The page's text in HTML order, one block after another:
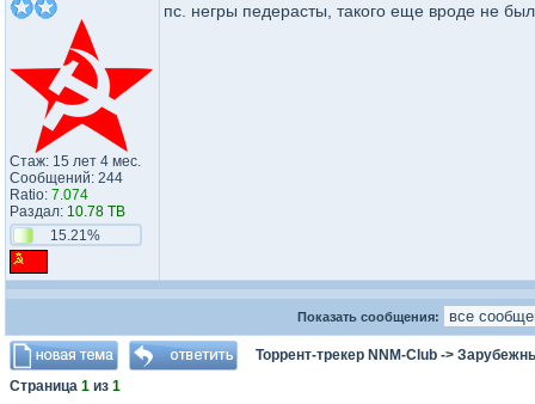
Стаж: 15 лет 4 мес.
Сообщений: 244
Ratio: 7.074
Раздал: 10.78 TB
15.21%
пс. негры педерасты, такого еще вроде не
Показать сообщения:
Торрент-трекер NNM-Club ->
Страница 1 из 1